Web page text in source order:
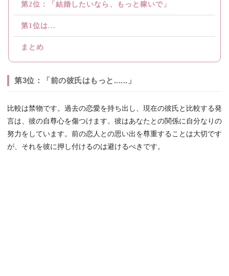
第2位：「結婚したいなら、もっと稼いで」
第1位は...
まとめ
第3位：「前の彼氏はもっと......」
比較は禁物です。過去の恋愛を持ち出し、現在の彼氏と比較する発
言は、彼の自尊心を傷つけます。彼はあなたとの関係に自分なりの
努力をしています。前の恋人との思い出を尊重することは大切です
が、それを彼に押し付けるのは避けるべきです。